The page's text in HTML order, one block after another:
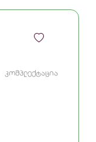
კომპლექტაცია